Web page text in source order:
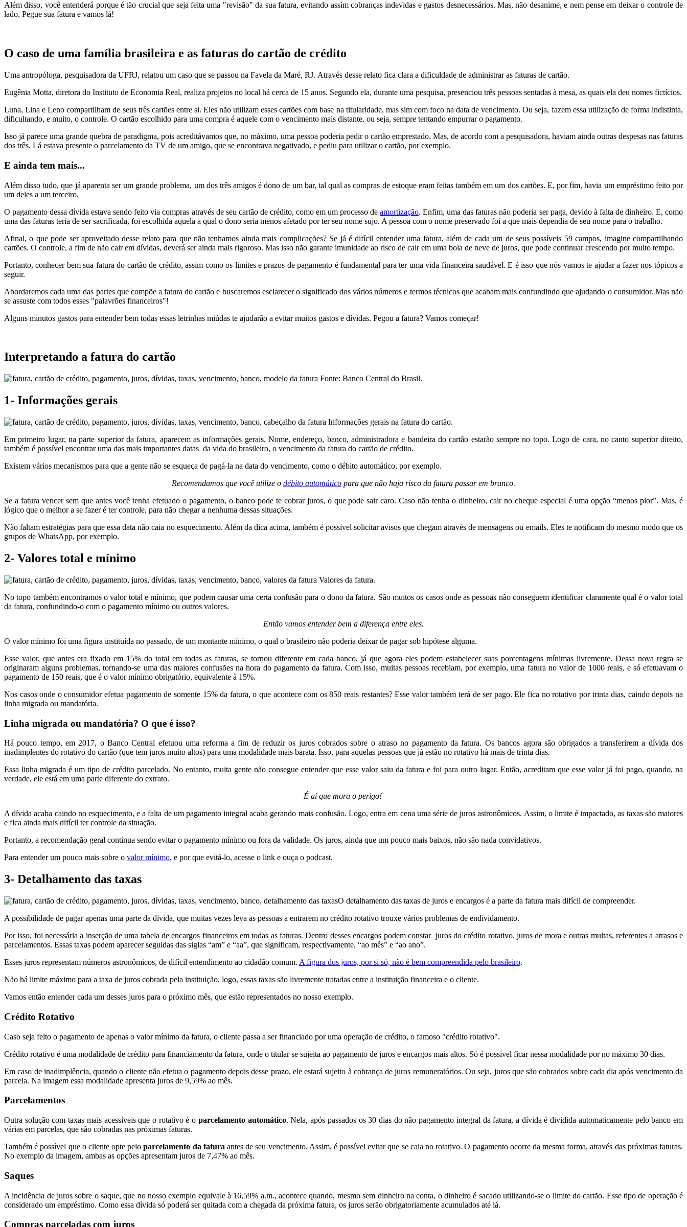
Além disso, você entenderá porque é tão crucial que seja feita uma "revisão" da sua fatura, evitando assim cobranças indevidas e gastos desnecessários. Mas, não desanime, e nem pense em deixar o controle de
lado. Pegue sua fatura e vamos lá!
O caso de uma família brasileira e as faturas do cartão de crédito
Uma antropóloga, pesquisadora da UFRJ, relatou um caso que se passou na Favela da Maré, RJ. Através desse relato fica clara a dificuldade de administrar as faturas de cartão.
Eugênia Motta, diretora do Instituto de Economia Real, realiza projetos no local há cerca de 15 anos. Segundo ela, durante uma pesquisa, presenciou três pessoas sentadas à mesa, as quais ela deu nomes fictícios.
Luna, Lina e Leno compartilham de seus três cartões entre si. Eles não utilizam esses cartões com base na titularidade, mas sim com foco na data de vencimento. Ou seja, fazem essa utilização de forma indistinta,
dificultando, e muito, o controle. O cartão escolhido para uma compra é aquele com o vencimento mais distante, ou seja, sempre tentando empurrar o pagamento.
Isso já parece uma grande quebra de paradigma, pois acreditávamos que, no máximo, uma pessoa poderia pedir o cartão emprestado. Mas, de acordo com a pesquisadora, haviam ainda outras despesas nas faturas
dos três. Lá estava presente o parcelamento da TV de um amigo, que se encontrava negativado, e pediu para utilizar o cartão, por exemplo.
E ainda tem mais...
Além disso tudo, que já aparenta ser um grande problema, um dos três amigos é dono de um bar, tal qual as compras de estoque eram feitas também em um dos cartões. E, por fim, havia um empréstimo feito por
um deles a um terceiro.
O pagamento dessa dívida estava sendo feito via compras através de seu cartão de crédito, como em um processo deamortização. Enfim, uma das faturas não poderia ser paga, devido à falta de dinheiro. E, como
uma das faturas teria de ser sacrificada, foi escolhida aquela a qual o dono seria menos afetado por ter seu nome sujo. A pessoa com o nome preservado foi a que mais dependia de seu nome para o trabalho.
Afinal, o que pode ser aproveitado desse relato para que não tenhamos ainda mais complicações? Se já é difícil entender uma fatura, além de cada um de seus possíveis 59 campos, imagine compartilhando
cartões. O controle, a fim de não cair em dívidas, deverá ser ainda mais rigoroso. Mas isso não garante imunidade ao risco de cair em uma bola de neve de juros, que pode continuar crescendo por muito tempo.
Portanto, conhecer bem sua fatura do cartão de crédito, assim como os limites e prazos de pagamento é fundamental para ter uma vida financeira saudável. E é isso que nós vamos te ajudar a fazer nos tópicos a
seguir.
Abordaremos cada uma das partes que compõe a fatura do cartão e buscaremos esclarecer o significado dos vários números e termos técnicos que acabam mais confundindo que ajudando o consumidor. Mas não
se assuste com todos esses "palavrões financeiros"!
Alguns minutos gastos para entender bem todas essas letrinhas miúdas te ajudarão a evitar muitos gastos e dívidas. Pegou a fatura? Vamos começar!
Interpretando a fatura do cartão
Fonte: Banco Central do Brasil.
1- Informações gerais
Informações gerais na fatura do cartão.
Em primeiro lugar, na parte superior da fatura, aparecem as informações gerais. Nome, endereço, banco, administradora e bandeira do cartão estarão sempre no topo. Logo de cara, no canto superior direito,
também é possível encontrar uma das mais importantes datas da vida do brasileiro, o vencimento da fatura do cartão de crédito.
Existem vários mecanismos para que a gente não se esqueça de pagá-la na data do vencimento, como o débito automático, por exemplo.
Recomendamos que você utilize o débito automático para que não haja risco da fatura passar em branco.
Se a fatura vencer sem que antes você tenha efetuado o pagamento, o banco pode te cobrar juros, o que pode sair caro. Caso não tenha o dinheiro, cair no cheque especial é uma opção “menos pior”. Mas, é
lógico que o melhor a se fazer é ter controle, para não chegar a nenhuma dessas situações.
Não faltam estratégias para que essa data não caia no esquecimento. Além da dica acima, também é possível solicitar avisos que chegam através de mensagens ou emails. Eles te notificam do mesmo modo que os
grupos de WhatsApp, por exemplo.
2- Valores total e mínimo
Valores da fatura.
No topo também encontramos o valor total e mínimo, que podem causar uma certa confusão para o dono da fatura. São muitos os casos onde as pessoas não conseguem identificar claramente qual é o valor total
da fatura, confundindo-o com o pagamento mínimo ou outros valores.
Então vamos entender bem a diferença entre eles.
O valor mínimo foi uma figura instituída no passado, de um montante mínimo, o qual o brasileiro não poderia deixar de pagar sob hipótese alguma.
Esse valor, que antes era fixado em 15% do total em todas as faturas, se tornou diferente em cada banco, já que agora eles podem estabelecer suas porcentagens mínimas livremente. Dessa nova regra se
originaram alguns problemas, tornando-se uma das maiores confusões na hora do pagamento da fatura. Com isso, muitas pessoas recebiam, por exemplo, uma fatura no valor de 1000 reais, e só efetuavam o
pagamento de 150 reais, que é o valor mínimo obrigatório, equivalente à 15%.
Nos casos onde o consumidor efetua pagamento de somente 15% da fatura, o que acontece com os 850 reais restantes? Esse valor também terá de ser pago. Ele fica no rotativo por trinta dias, caindo depois na
linha migrada ou mandatória.
Linha migrada ou mandatória? O que é isso?
Há pouco tempo, em 2017, o Banco Central efetuou uma reforma a fim de reduzir os juros cobrados sobre o atraso no pagamento da fatura. Os bancos agora são obrigados a transferirem a dívida dos
inadimplentes do rotativo do cartão (que tem juros muito altos) para uma modalidade mais barata. Isso, para aquelas pessoas que já estão no rotativo há mais de trinta dias.
Essa linha migrada é um tipo de crédito parcelado. No entanto, muita gente não consegue entender que esse valor saiu da fatura e foi para outro lugar. Então, acreditam que esse valor já foi pago, quando, na
verdade, ele está em uma parte diferente do extrato.
É aí que mora o perigo!
A dívida acaba caindo no esquecimento, e a falta de um pagamento integral acaba gerando mais confusão. Logo, entra em cena uma série de juros astronômicos. Assim, o limite é impactado, as taxas são maiores
e fica ainda mais difícil ter controle da situação.
Portanto, a recomendação geral continua sendo evitar o pagamento mínimo ou fora da validade. Os juros, ainda que um pouco mais baixos, não são nada convidativos.
Para entender um pouco mais sobre o valor mínimo, e por que evitá-lo, acesse o link e ouça o podcast.
3- Detalhamento das taxas
O detalhamento das taxas de juros e encargos é a parte da fatura mais difícil de compreender.
A possibilidade de pagar apenas uma parte da dívida, que muitas vezes leva as pessoas a entrarem no crédito rotativo trouxe vários problemas de endividamento.
Por isso, foi necessária a inserção de uma tabela de encargos financeiros em todas as faturas. Dentro desses encargos podem constar juros do crédito rotativo, juros de mora e outras multas, referentes a atrasos e
parcelamentos. Essas taxas podem aparecer seguidas das siglas “am” e “aa”, que significam, respectivamente, “ao mês” e “ao ano”.
Esses juros representam números astronômicos, de difícil entendimento ao cidadão comum. A figura dos juros, por si só, não é bem compreendida pelo brasileiro.
Não há limite máximo para a taxa de juros cobrada pela instituição, logo, essas taxas são livremente tratadas entre a instituição financeira e o cliente.
Vamos então entender cada um desses juros para o próximo mês, que estão representados no nosso exemplo.
Crédito Rotativo
Caso seja feito o pagamento de apenas o valor mínimo da fatura, o cliente passa a ser financiado por uma operação de crédito, o famoso "crédito rotativo".
Crédito rotativo é uma modalidade de crédito para financiamento da fatura, onde o titular se sujeita ao pagamento de juros e encargos mais altos. Só é possível ficar nessa modalidade por no máximo 30 dias.
Em caso de inadimplência, quando o cliente não efetua o pagamento depois desse prazo, ele estará sujeito à cobrança de juros remuneratórios. Ou seja, juros que são cobrados sobre cada dia após vencimento da
parcela. Na imagem essa modalidade apresenta juros de 9,59% ao mês.
Parcelamentos
Outra solução com taxas mais acessíveis que o rotativo é o parcelamento automático. Nela, após passados os 30 dias do não pagamento integral da fatura, a dívida é dividida automaticamente pelo banco em
várias em parcelas, que são cobradas nas próximas faturas.
Também é possível que o cliente opte peloparcelamento da fatura antes de seu vencimento. Assim, é possível evitar que se caia no rotativo. O pagamento ocorre da mesma forma, através das próximas faturas.
No exemplo da imagem, ambas as opções apresentam juros de 7,47% ao mês.
Saques
A incidência de juros sobre o saque, que no nosso exemplo equivale à 16,59% a.m., acontece quando, mesmo sem dinheiro na conta, o dinheiro é sacado utilizando-se o limite do cartão. Esse tipo de operação é
considerado um empréstimo. Como essa dívida só poderá ser quitada com a chegada da próxima fatura, os juros serão obrigatoriamente acumulados até lá.
Compras parceladas com juros